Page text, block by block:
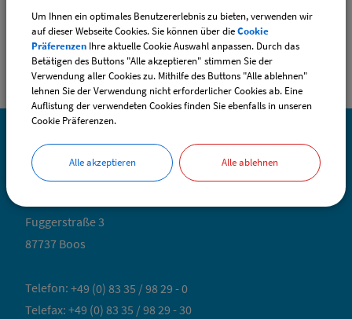
KiTa- / Schulverwaltung
SO ERREICHEN SIE UNS
Fuggerstraße 3
87737 Boos
Telefon: +49 (0) 83 35 / 98 29 - 0
Telefax: +49 (0) 83 35 / 98 29 - 30
Um Ihnen ein optimales Benutzererlebnis zu bieten, verwenden wir
auf dieser Webseite Cookies. Sie können über dieCookie
Präferenzen Ihre aktuelle Cookie Auswahl anpassen. Durch das
Betätigen des Buttons "Alle akzeptieren" stimmen Sie der
Verwendung aller Cookies zu. Mithilfe des Buttons "Alle ablehnen"
lehnen Sie der Verwendung nicht erforderlicher Cookies ab. Eine
Auflistung der verwendeten Cookies finden Sie ebenfalls in unseren
Cookie Präferenzen.
Alle akzeptieren Alle ablehnen